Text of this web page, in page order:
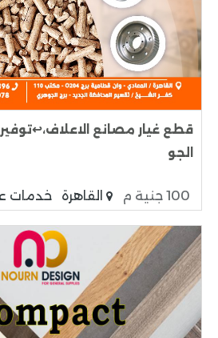
قطع غيار مصانع
الجو
100 جنية م القاهرة خدمات